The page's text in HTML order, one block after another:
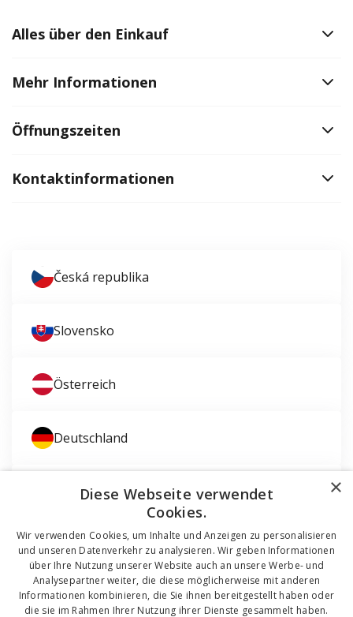
Alles über den Einkauf
Mehr Informationen
Öffnungszeiten
Kontaktinformationen
Česká republika
Slovensko
Österreich
Deutschland
Magyarország ×
Diese Webseite verwendet
Cookies.
Wir verwenden Cookies, um Inhalte und Anzeigen zu personalisieren
und unseren Datenverkehr zu analysieren. Wir geben Informationen
über Ihre Nutzung unserer Website auch an unsere Werbe- und
Analysepartner weiter, die diese möglicherweise mit anderen
Informationen kombinieren, die Sie ihnen bereitgestellt haben oder
die sie im Rahmen Ihrer Nutzung ihrer Dienste gesammelt haben.